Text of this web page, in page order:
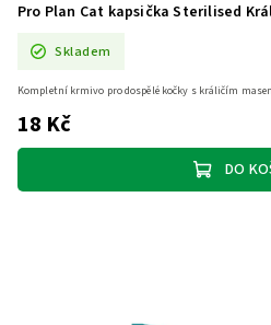
Pro Plan Cat kapsička Sterilised
Skladem
18 Kč
DO
Kompletní krmivo pro dospělé kočky s králičím